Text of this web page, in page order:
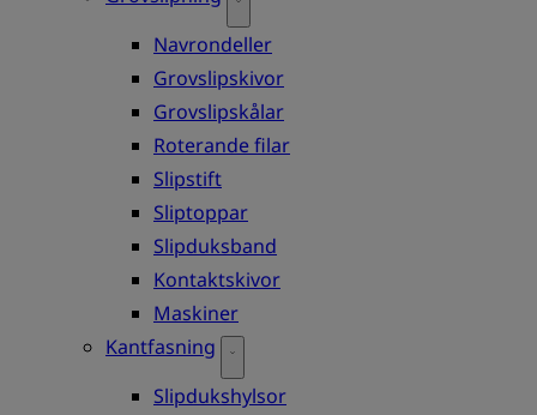
Navrondeller
Grovslipskivor
Grovslipskålar
Roterande filar
Slipstift
Sliptoppar
Slipduksband
Kontaktskivor
Maskiner
Kantfasning
Slipdukshylsor